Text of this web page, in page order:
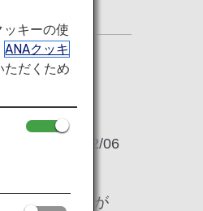
2023/02/06
うANAの思いが
キーの使
ANAクッキ
ただくため